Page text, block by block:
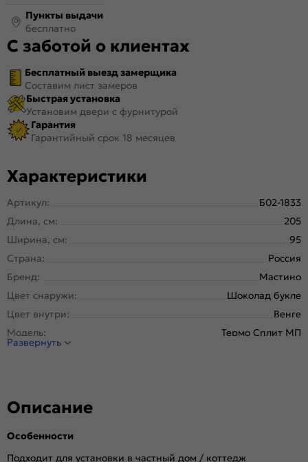
Пункты выдачи
бесплатно
С заботой о клиентах
Бесплатный выезд замерщика
Составим лист замеров
Быстрая установка
Установим двери с фурнитурой
Гарантия
Гарантийный срок 18 месяцев
Характеристики
Артикул:
Б02-1833
Длина, см:
205
Ширина, см:
95
Страна:
Россия
Бренд:
Мастино
Цвет снаружи:
Шоколад букле
Цвет внутри:
Венге
Модель:
Термо Сплит МП
Открывание:
Марка
Новолипецкий металлургический завод, завод
Отделка снаружи:
Отделка внутри:
Венге, 10T-140 mirror
Развернуть
Описание
Особенности
Подходит для установки в частный дом / коттедж